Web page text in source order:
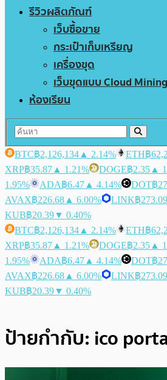
รีวิวผลิตภัณฑ์
เว็บซื้อขาย
กระเป๋าเก็บเหรียญ
เครื่องขุด
เว็บขุดแบบ Cloud Mining
ห้องเรียน
BTC฿2,126,134 ▲ 2.14% ETH฿
XRP฿35.87 ▲ 1.21% DOGE฿2.35 ▲
1.95%
ADA฿6.47 ▲ 4.14% DOT฿
AVAX฿226.68 ▲ 6.00% LINK฿273.09
KUB฿20.39▼ 0.40%
BTC฿2,126,134 ▲ 2.14% ETH฿
XRP฿35.87 ▲ 1.21% DOGE฿2.35 ▲
1.95%
ADA฿6.47 ▲ 4.14% DOT฿
AVAX฿226.68 ▲ 6.00% LINK฿273.09
KUB฿20.39▼ 0.40%
ป้ายกำกับ: ico